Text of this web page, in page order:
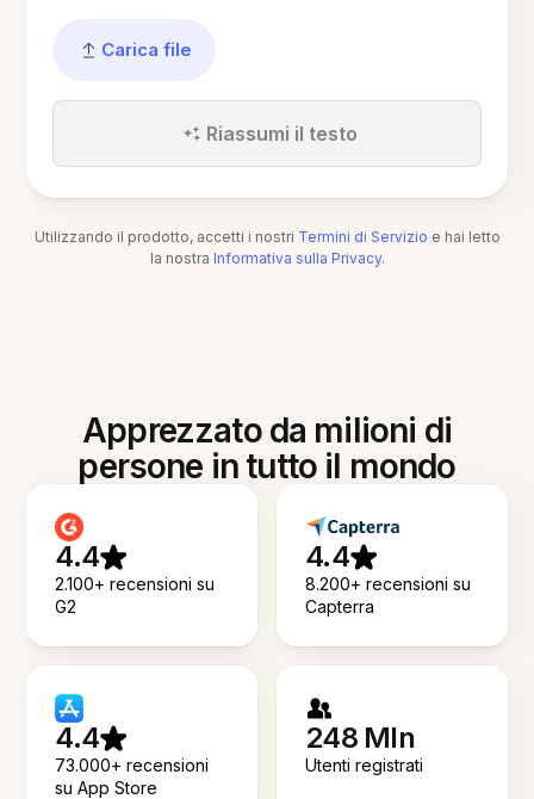
Carica file
Riassumi il testo
Utilizzando il prodotto, accetti i nostri Termini di Servizio e hai letto
la nostra Informativa sulla Privacy.
Apprezzato da milioni di
persone in tutto il mondo
4.4
2.100+ recensioni su
G2
4.4
8.200+ recensioni su
Capterra
4.4
73.000+ recensioni
su App Store
248 Mln
Utenti registrati